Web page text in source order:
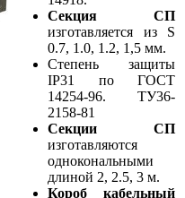
Секция СП
изготавляется из S
0.7, 1.0, 1.2, 1,5 мм.
Степень защиты
IP31 по ГОСТ
14254-96. ТУ36-
2158-81
Секции СП
изготавляются
однокональными
длиной 2, 2.5, 3 м.
Короб кабельный